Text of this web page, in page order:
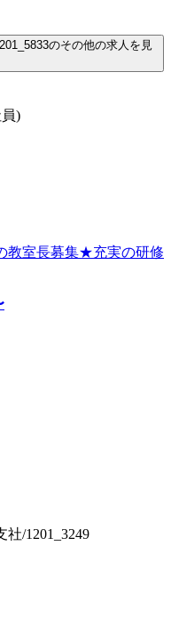
のその他の求人を見
)
教室長募集★充実の研修
/1201_3249